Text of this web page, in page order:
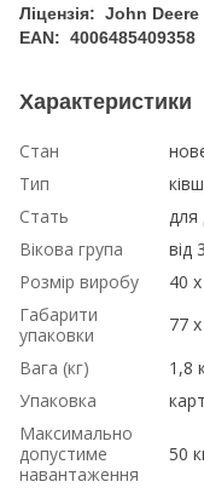
Ліцензія: John Deere
EAN: 4006485409358
Характеристики
Стан
Тип
Стать
для
Вікова група
від
Розмір виробу
40
Габарити
упаковки
77
Вага (кг)
1,8
Упаковка
Максимально
допустиме
навантаження
50